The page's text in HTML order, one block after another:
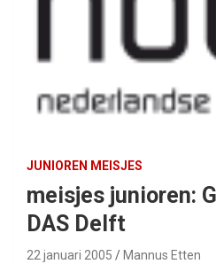
JUNIOREN MEISJES
meisjes junioren:
DAS Delft
22 januari 2005 Mannus Etten